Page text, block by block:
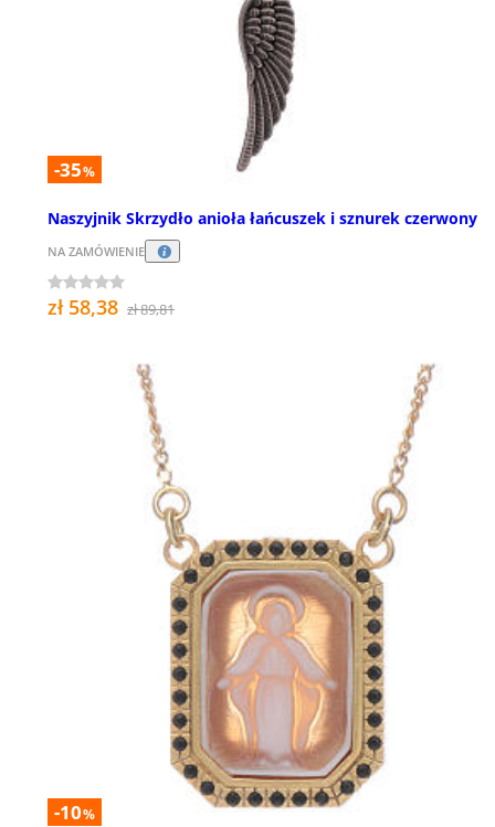
-35%
Naszyjnik Skrzydło anioła łańcuszek i sznurek czerwony
NA ZAMÓWIENIE
zł 58,38 zł 89,81
-10%